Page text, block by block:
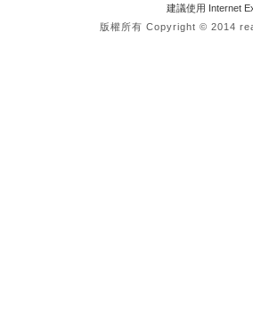
建議使用 Internet
版權所有 Copyright © 2014